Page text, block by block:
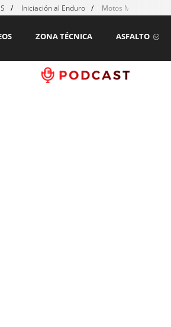
Iniciación al Enduro Motos MX para
ASFALTO
ZONA TÉCNICA